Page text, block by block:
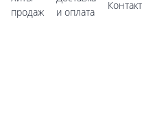
продаж
и оплата